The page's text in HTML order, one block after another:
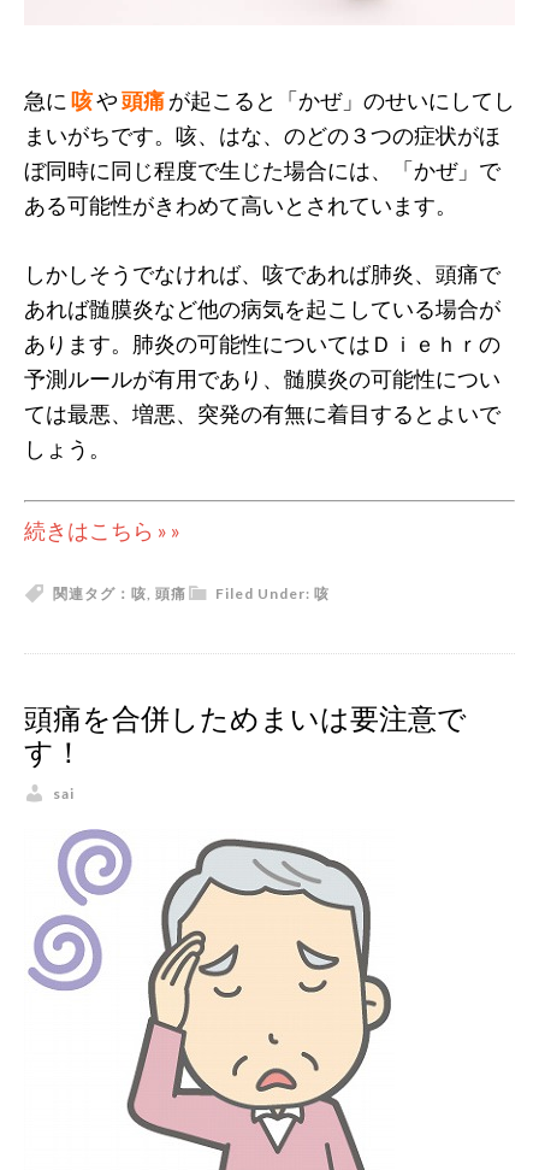
急に 咳や頭痛が起こると「かぜ」のせいにしてし
まいがちです。咳、はな、のどの３つの症状がほ
ぼ同時に同じ程度で生じた場合には、「かぜ」で
ある可能性がきわめて高いとされています。
しかしそうでなければ、咳であれば肺炎、頭痛で
あれば髄膜炎など他の病気を起こしている場合が
あります。肺炎の可能性についてはＤｉｅｈｒの
予測ルールが有用であり、髄膜炎の可能性につい
ては最悪、増悪、突発の有無に着目するとよいで
しょう。
続きはこちら » »
Filed Under: 咳
関連タグ： 咳 頭痛
頭痛を合併しためまいは要注意で
す！
sai